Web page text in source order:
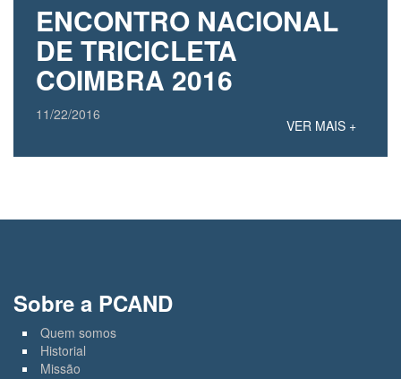
ENCONTRO NACIONAL
DE TRICICLETA
COIMBRA 2016
11/22/2016
VER MAIS +
Sobre a PCAND
Quem somos
Historial
Missão